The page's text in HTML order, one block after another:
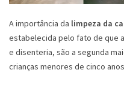
A importância da limpeza da
estabelecida pelo fato de que
e disenteria, são a segunda
crianças menores de cinco